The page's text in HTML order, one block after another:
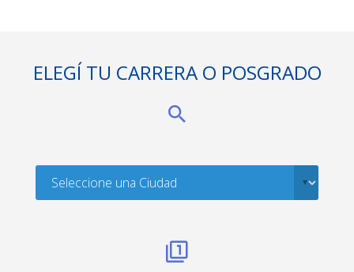
ELEGÍ TU CARRERA O POSGRADO